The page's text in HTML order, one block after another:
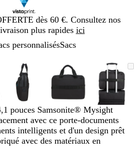
dès 60 €. Consultez nos
plus rapides ici
personnalisésSacs
Image
zoomable
Zoom
au
minimum
Cliquez
pour
développer
Utilisez
les
touches
plus
et
moins
pour
zoomer
Image
zoomable
Zoom
au
minimum
Cliquez
pour
développer
Utilisez
les
touches
et
moins
pour
zoomer
Image
Zoom
au
pour
les
plus
et
moins
pour
pouces Samsonite® Mysight
avec ce porte-documents
intelligents et d'un design prêt
avec des matériaux en